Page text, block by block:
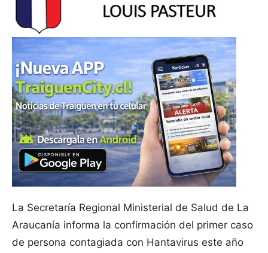
La Secretaría Regional Ministerial de Salud de La
Araucanía informa la confirmación del primer caso
de persona contagiada con Hantavirus este año